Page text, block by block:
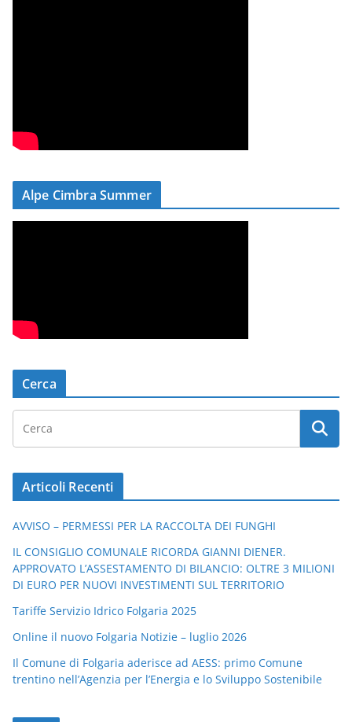
Alpe Cimbra Summer
Cerca
Articoli Recenti
AVVISO – PERMESSI PER LA RACCOLTA DEI FUNGHI
IL CONSIGLIO COMUNALE RICORDA GIANNI DIENER.
APPROVATO L’ASSESTAMENTO DI BILANCIO: OLTRE 3 MILIONI
DI EURO PER NUOVI INVESTIMENTI SUL TERRITORIO
Tariffe Servizio Idrico Folgaria 2025
Online il nuovo Folgaria Notizie – luglio 2026
Il Comune di Folgaria aderisce ad AESS: primo Comune
trentino nell’Agenzia per l’Energia e lo Sviluppo Sostenibile